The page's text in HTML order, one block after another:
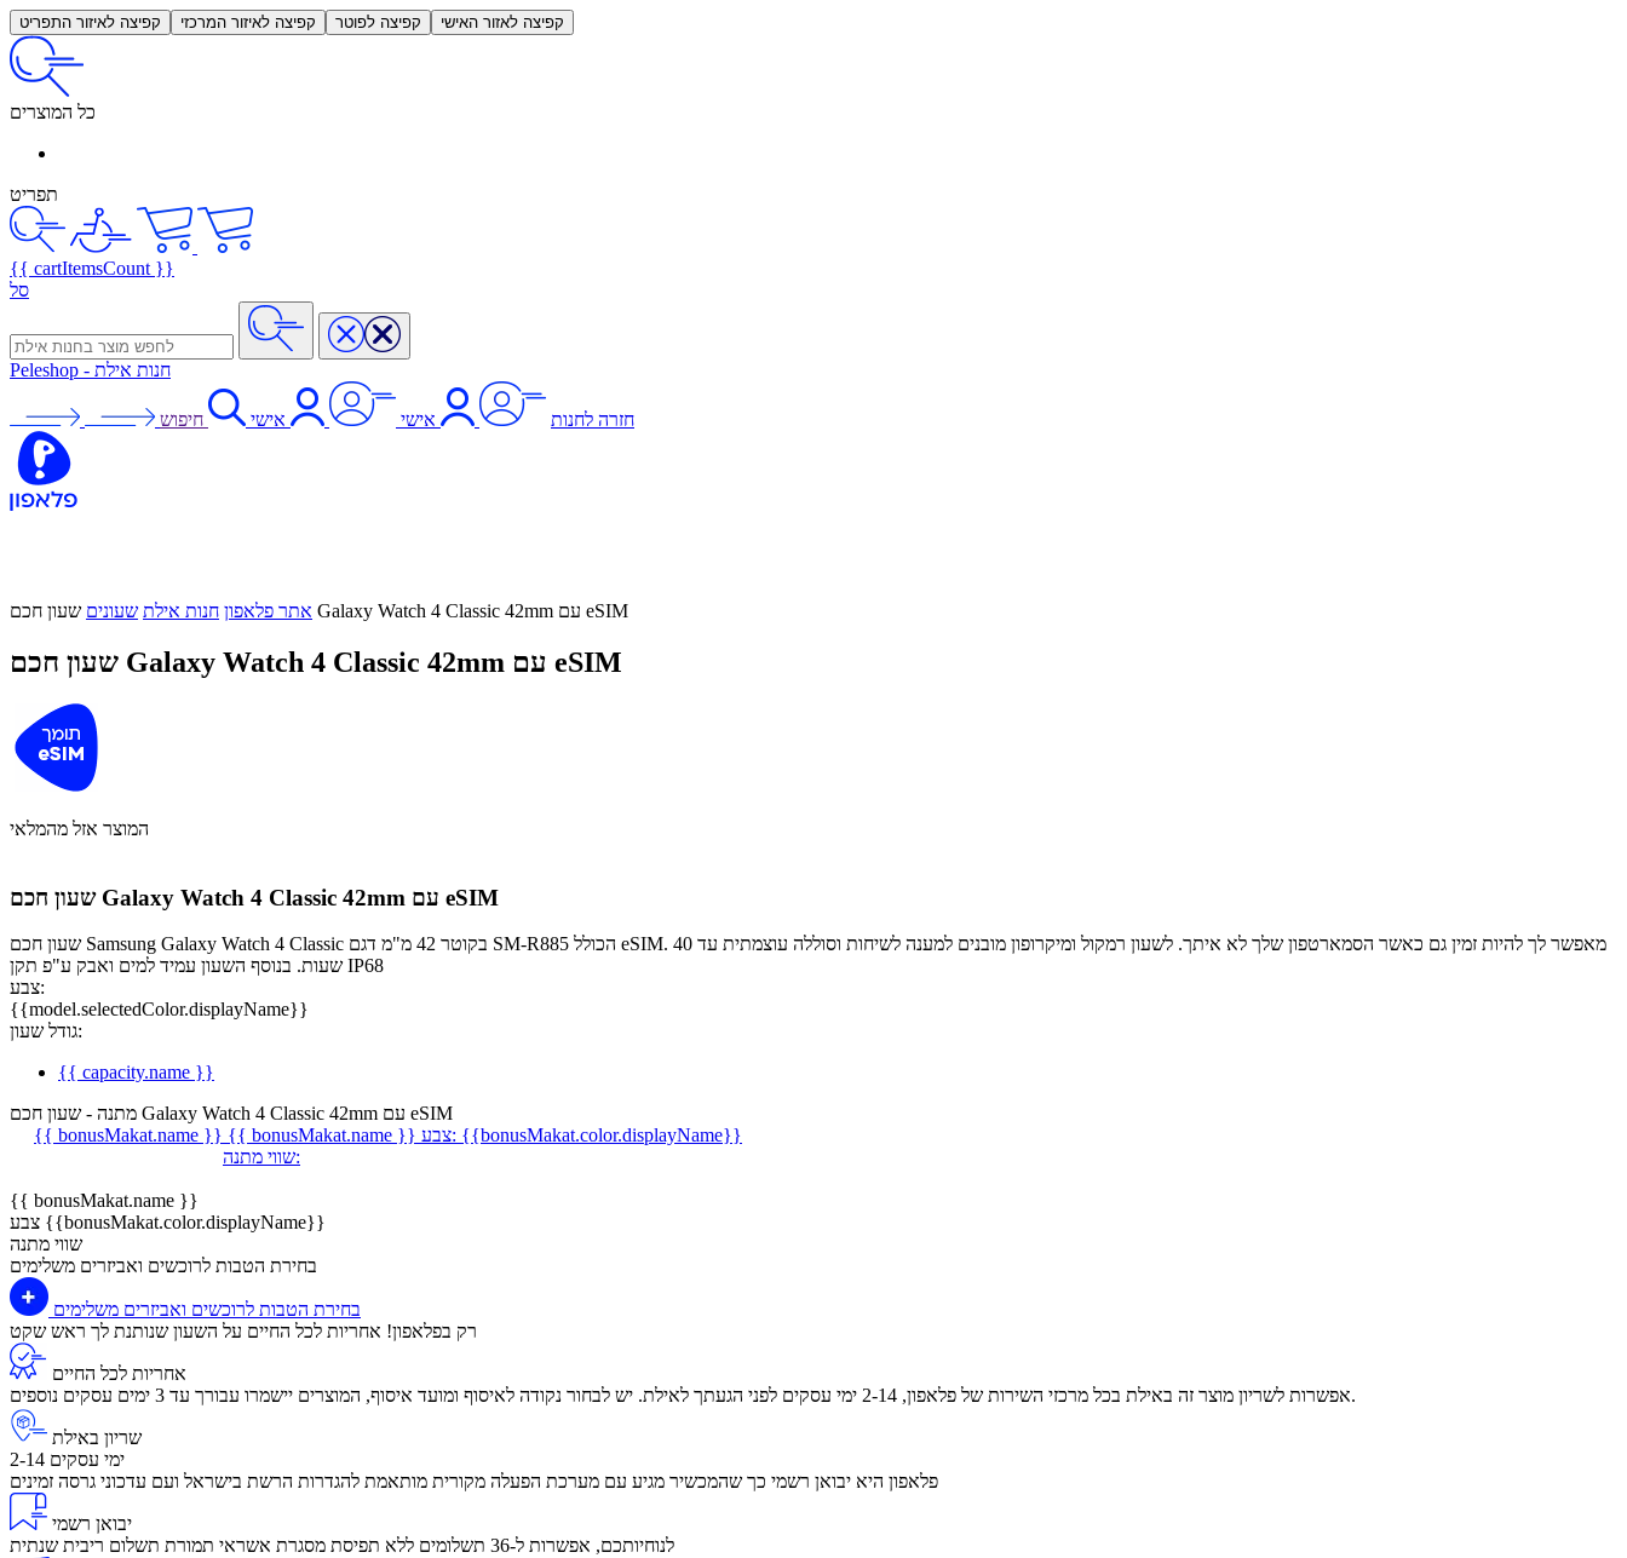
קפיצה לאיזור התפריט קפיצה לאיזור המרכזי קפיצה לפוטר קפיצה לאזור האישי
כל המוצרים
תפריט
{{ cartItemsCount }}
סל
Peleshop - חנות אילת
חזרה לחנות אישי אישי חיפוש
אתר פלאפון חנות אילת שעונים שעון חכם Galaxy Watch 4 Classic 42mm עם eSIM
שעון חכם Galaxy Watch 4 Classic 42mm עם eSIM
המוצר אזל מהמלאי
שעון חכם Galaxy Watch 4 Classic 42mm עם eSIM
שעון חכם Samsung Galaxy Watch 4 Classic בקוטר 42 מ"מ דגם SM-R885 הכולל eSIM. מאפשר לך להיות זמין גם כאשר הסמארטפון שלך לא איתך. לשעון רמקול ומיקרופון מובנים למענה לשיחות וסוללה עוצמתית עד 40
שעות. בנוסף השעון עמיד למים ואבק ע"פ תקן IP68
צבע:
{{model.selectedColor.displayName}}
גודל שעון:
{{ capacity.name }}
מתנה - שעון חכם Galaxy Watch 4 Classic 42mm עם eSIM
{{ bonusMakat.name }} {{ bonusMakat.name }} צבע: {{bonusMakat.color.displayName}}
שווי מתנה:
{{ bonusMakat.name }}
צבע {{bonusMakat.color.displayName}}
שווי מתנה
בחירת הטבות לרוכשים ואביזרים משלימים
בחירת הטבות לרוכשים ואביזרים משלימים
רק בפלאפון! אחריות לכל החיים על השעון שנותנת לך ראש שקט
אחריות לכל החיים
אפשרות לשריון מוצר זה באילת בכל מרכזי השירות של פלאפון, 2-14 ימי עסקים לפני הגעתך לאילת. יש לבחור נקודה לאיסוף ומועד איסוף, המוצרים יישמרו עבורך עד 3 ימים עסקים נוספים.
שריון באילת
2-14 ימי עסקים
פלאפון היא יבואן רשמי כך שהמכשיר מגיע עם מערכת הפעלה מקורית מותאמת להגדרות הרשת בישראל ועם עדכוני גרסה זמינים
יבואן רשמי
לנוחיותכם, אפשרות ל-36 תשלומים ללא תפיסת מסגרת אשראי תמורת תשלום ריבית שנתית